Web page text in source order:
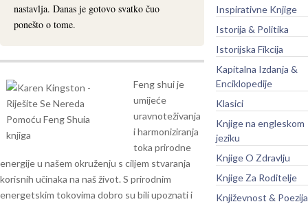
nastavlja. Danas je gotovo svatko čuo
ponešto o tome.
Feng shui je
umijeće
uravnoteživanja
i harmoniziranja
toka prirodne
energije u našem okruženju s ciljem stvaranja
korisnih učinaka na naš život. S prirodnim
energetskim tokovima dobro su bili upoznati i
Inspirativne Knjige
Istorija & Politika
Istorijska Fikcija
Kapitalna Izdanja &
Enciklopedije
Klasici
Knjige na engleskom
jeziku
Knjige O Zdravlju
Knjige Za Roditelje
Književnost & Poezija